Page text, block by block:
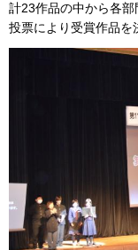
計23作品の中から各
投票により受賞作品を